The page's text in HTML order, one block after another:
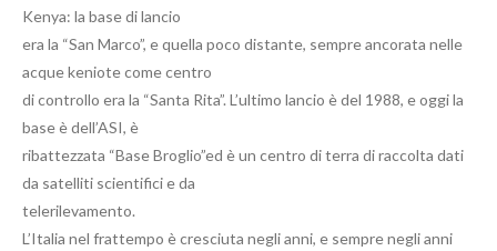
Kenya: la base di lancio
era la “San Marco”, e quella poco distante, sempre ancorata nelle
acque keniote come centro
di controllo era la “Santa Rita”. L’ultimo lancio è del 1988, e oggi la
base è dell’ASI, è
ribattezzata “Base Broglio”ed è un centro di terra di raccolta dati
da satelliti scientifici e da
telerilevamento.
L’Italia nel frattempo è cresciuta negli anni, e sempre negli anni